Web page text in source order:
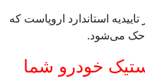
تاییدیه استاندارد اروپاست که
حک می‌شود.
خودرو شما